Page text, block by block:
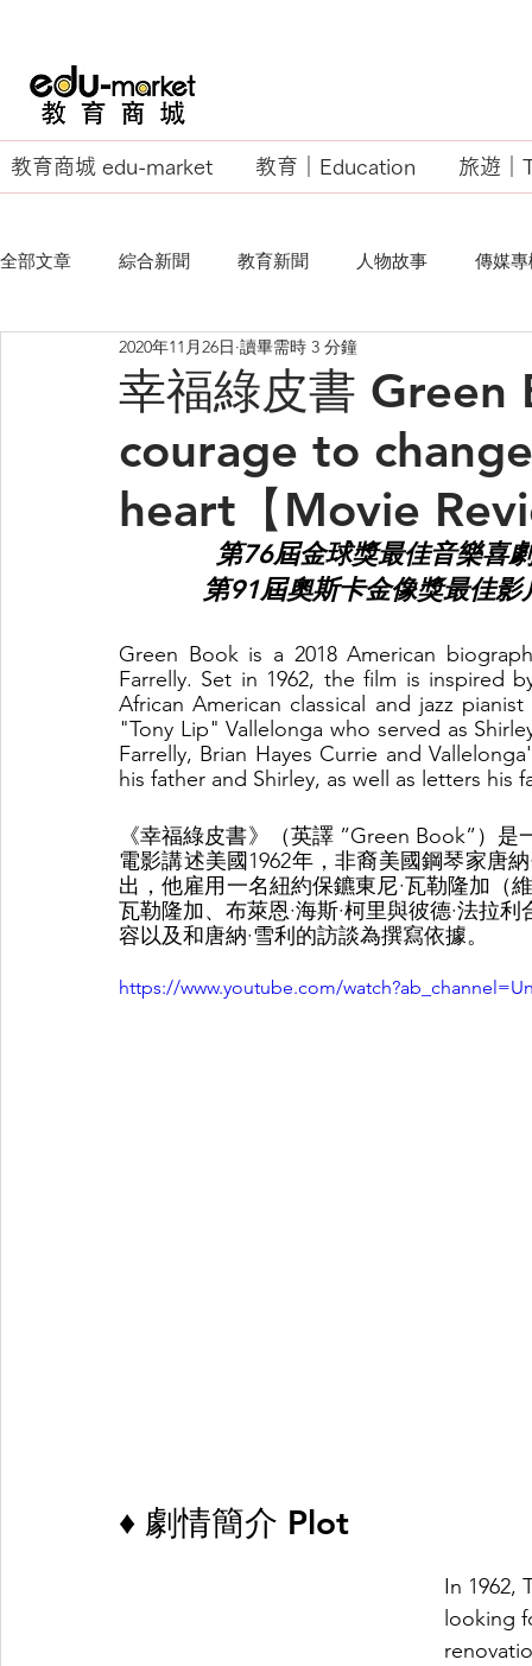
教育商城 edu-market 教育｜Education 旅遊｜
全部文章 綜合新聞 教育新聞 人物故事 傳媒
EU Business School
幸福綠皮書
courage to
heart【Movie
2020年11月26日 讀畢需時 3 分鐘
第76屆金球獎最佳音樂喜
第91屆奧斯卡金像獎最佳
Green Book is a 2018 American
Farrelly. Set in 1962, the film is
African American classical and jazz
"Tony Lip" Vallelonga who served as
Farrelly, Brian Hayes Currie and
his father and Shirley, as well as letters his
《幸福綠皮書》（英譯 ”Green Book”）
電影講述美國1962年，非裔美國鋼琴家唐
出，他雇用一名紐約保鑣東尼·瓦勒隆加（
瓦勒隆加、布萊恩·海斯·柯里與彼德·法拉
容以及和唐納·雪利的訪談為撰寫依據。
https://www.youtube.com/
♦ 劇情簡介 Plot
In 1962,
looking